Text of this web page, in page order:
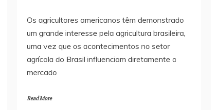
Os agricultores americanos têm demonstrado
um grande interesse pela agricultura brasileira,
uma vez que os acontecimentos no setor
agrícola do Brasil influenciam diretamente o
mercado
Read More